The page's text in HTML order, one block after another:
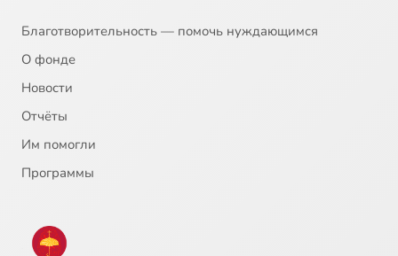
Благотворительность — помочь нуждающимся
О фонде
Новости
Отчёты
Им помогли
Программы